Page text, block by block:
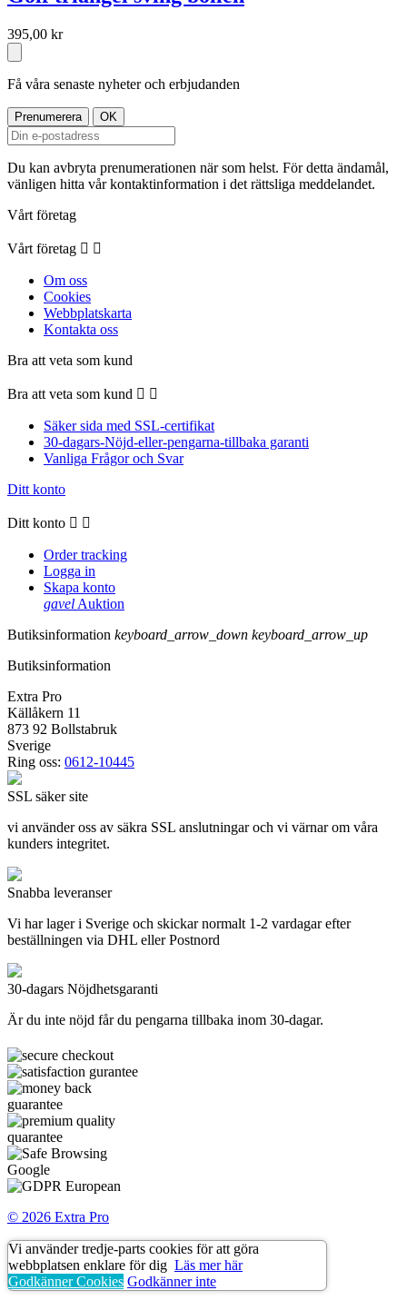
395,00 kr
Få våra senaste nyheter och erbjudanden
Du kan avbryta prenumerationen när som helst. För detta ändamål,
vänligen hitta vår kontaktinformation i det rättsliga meddelandet.
Vårt företag
Vårt företag  
Om oss
Cookies
Webbplatskarta
Kontakta oss
Bra att veta som kund
Bra att veta som kund  
Säker sida med SSL-certifikat
30-dagars-Nöjd-eller-pengarna-tillbaka garanti
Vanliga Frågor och Svar
Ditt konto
Ditt konto  
Order tracking
Logga in
Skapa konto
gavel Auktion
Butiksinformation keyboard_arrow_down keyboard_arrow_up
Butiksinformation
Extra Pro
Källåkern 11
873 92 Bollstabruk
Sverige
Ring oss: 0612-10445
SSL säker site
vi använder oss av säkra SSL anslutningar och vi värnar om våra
kunders integritet.
Snabba leveranser
Vi har lager i Sverige och skickar normalt 1-2 vardagar efter
beställningen via DHL eller Postnord
30-dagars Nöjdhetsgaranti
Är du inte nöjd får du pengarna tillbaka inom 30-dagar.
© 2026 Extra Pro
Vi använder tredje-parts cookies för att göra
webbplatsen enklare för dig Läs mer här
Godkänner Cookies Godkänner inte